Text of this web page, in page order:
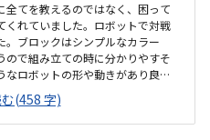
てを教えるのではなく、困って
くれていました。ロボットで対戦
。ブロックはシンプルなカラー
で組み立ての時に分かりやすそ
なロボットの形や動きがあり良か
りやすい場所にあるので助かり
ってない兄弟が過ごしやすいと
なものが置いてないので集中でき
(458 字)